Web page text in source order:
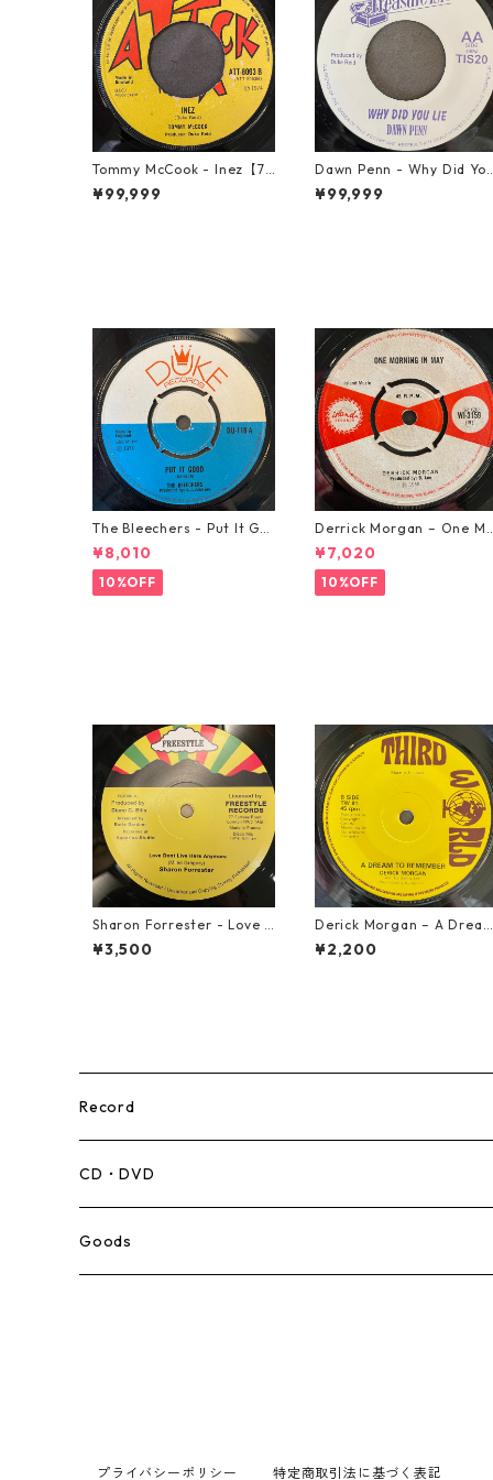
Tommy McCook - Inez【7-
21840】
¥99,999
Dawn Penn - Why Did
Lie【7-21938】
¥99,999
The Bleechers - Put It Go
od 【7-21637】
¥8,010
10%OFF
Derrick Morgan – One
rning In May【7-21653】
¥7,020
10%OFF
Sharon Forrester - Love D
on't Live Here Anymore
【12-50068】
¥3,500
Derick Morgan – A
To Remember【7-21824】
¥2,200
Record
Mento,Calypso,Ballad
Ska
CD・DVD
Goods
プライバシーポリシー 特定商取引法に基づく表記